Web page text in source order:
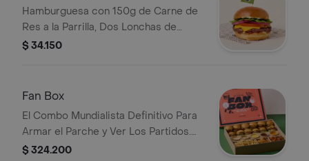
Hamburguesa con 150g de Carne de
Res a la Parrilla, Dos Lonchas de
Queso Americano Tipo Cheddar,
Dorado en Mantequilla.
$ 34.150
Fan Box
El Combo Mundialista Definitivo Para
Armar el Parche y Ver Los Partidos.
Incluye 12 Mini Cheese Burgers, 3
$ 324.200